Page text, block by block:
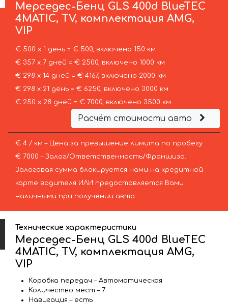
Мерседес-Бенц GLS 400d BlueTEC
4MATIC, TV, комплектация AMG,
VIP
€ 500 х 1 день = € 500, включено 150 км
€ 357 х 7 дней = € 2500, включено 1000 км
€ 298 х 14 дней = € 4167, включено 2000 км
€ 298 х 21 день = € 6250, включено 3000 км
€ 250 х 28 дней = € 7000, включено 3500 км
Расчёт стоимости авто
€ 4 / км – Цена за превышение лимита по пробегу
€ 7000 – Залог/Ответственность/Франшиза.
Залоговая сумма блокируется нами на кредитной
карте водителя ИЛИ предоставляется Вами
наличными при получении авто.
Технические характеристики
Мерседес-Бенц GLS 400d BlueTEC
4MATIC, TV, комплектация AMG,
VIP
Коробка передач – Автоматическая
Количество мест – 7
Навигация – есть